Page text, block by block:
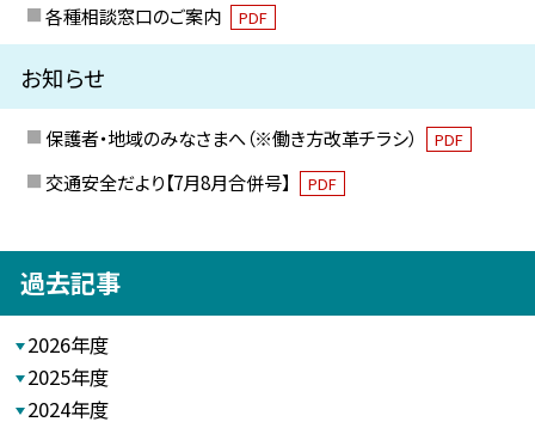
各種相談窓口のご案内 PDF
お知らせ
保護者・地域のみなさまへ（※働き方改革チラシ） PDF
交通安全だより【7月8月合併号】 PDF
過去記事
2026年度
2025年度
2024年度